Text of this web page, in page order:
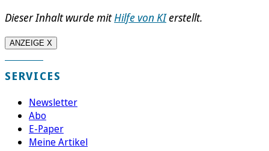
Dieser Inhalt wurde mitHilfe von KIerstellt.
ANZEIGE X
SERVICES
Newsletter
Abo
E-Paper
Meine Artikel